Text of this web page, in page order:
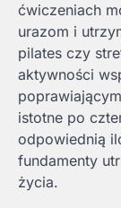
ćwiczeniach
urazom i
pilates czy
aktywności
istotne po
odpowiednią
fundamenty
życia.